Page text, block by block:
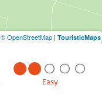
Easy
© OpenStreetMap | TouristicMaps